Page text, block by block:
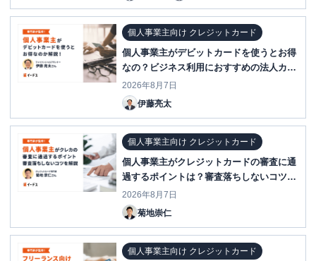
個人事業主向け クレジットカード
個人事業主がデビットカードを使うとお得
なの？ビジネス利用におすすめの法人カー
ドも紹介
2026年8月7日
伊藤亮太
個人事業主向け クレジットカード
個人事業主がクレジットカードの審査に通
過するポイントは？審査落ちしないコツを
解説
2026年8月7日
菊地崇仁
個人事業主向け クレジットカード